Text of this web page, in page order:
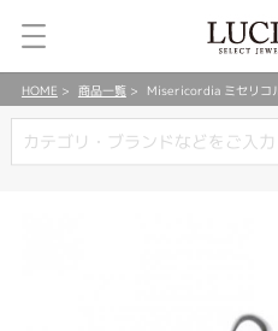
HOME 商品一覧 Misericordia ミセリコ